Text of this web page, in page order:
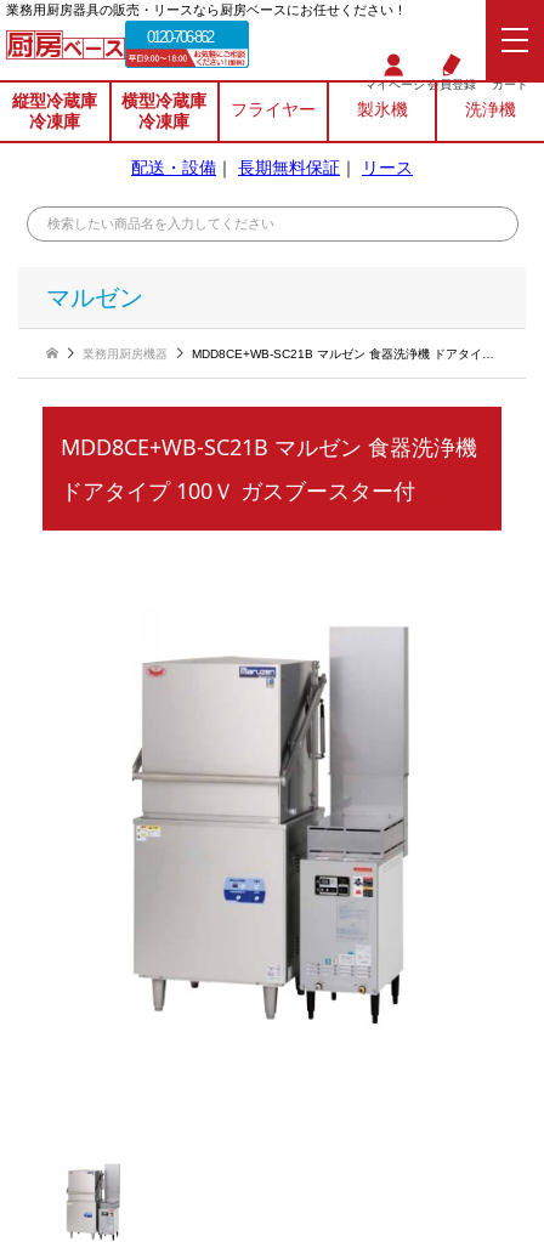
業務⽤厨房器具の販売・リースなら厨房ベースにお任せください！
0120-706-862
マイページ会員登録 カート
縦型冷蔵庫
冷凍庫
横型冷蔵庫
冷凍庫
フライヤー 製氷機 洗浄機
配送・設備 ｜ 長期無料保証 ｜ リース
マルゼン
業務用厨房機器 MDD8CE+WB-SC21B マルゼン 食器洗浄機 ドアタイプ 100Ｖ ガスブースター付
MDD8CE+WB-SC21B マルゼン 食器洗浄機
ドアタイプ 100Ｖ ガスブースター付